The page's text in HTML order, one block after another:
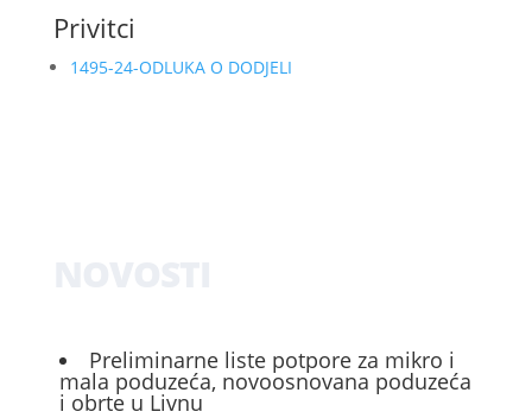
Privitci
1495-24-ODLUKA O DODJELI
Preliminarne liste potpore za mikro i
mala poduzeća, novoosnovana poduzeća
i obrte u Livnu